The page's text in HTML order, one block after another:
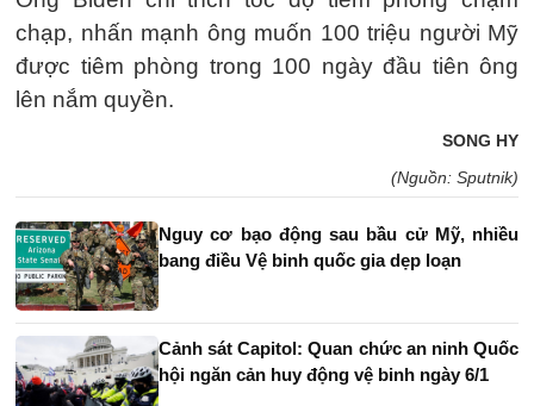
chạp, nhấn mạnh ông muốn 100 triệu người Mỹ
được tiêm phòng trong 100 ngày đầu tiên ông
lên nắm quyền.
SONG HY
(Nguồn: Sputnik)
Nguy cơ bạo động sau bầu cử Mỹ, nhiều
bang điều Vệ binh quốc gia dẹp loạn
Cảnh sát Capitol: Quan chức an ninh Quốc
hội ngăn cản huy động vệ binh ngày 6/1